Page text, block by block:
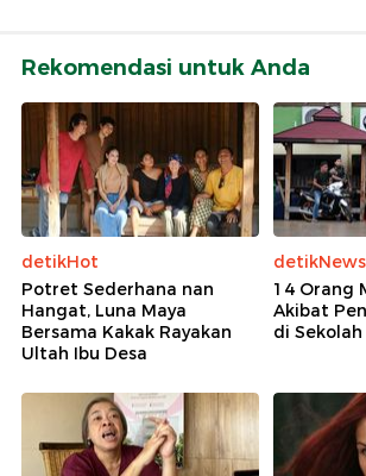
Rekomendasi untuk Anda
detikHot
Potret Sederhana nan
Hangat, Luna Maya
Bersama Kakak Rayakan
Ultah Ibu Desa
detikNews
14 Orang
Akibat
di